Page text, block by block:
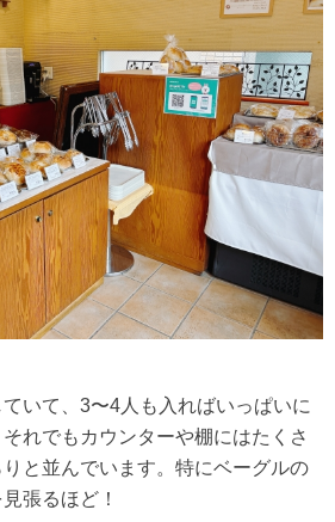
いて、3〜4人も入ればいっぱいに
れでもカウンターや棚にはたくさ
と並んでいます。特にベーグルの
張るほど！